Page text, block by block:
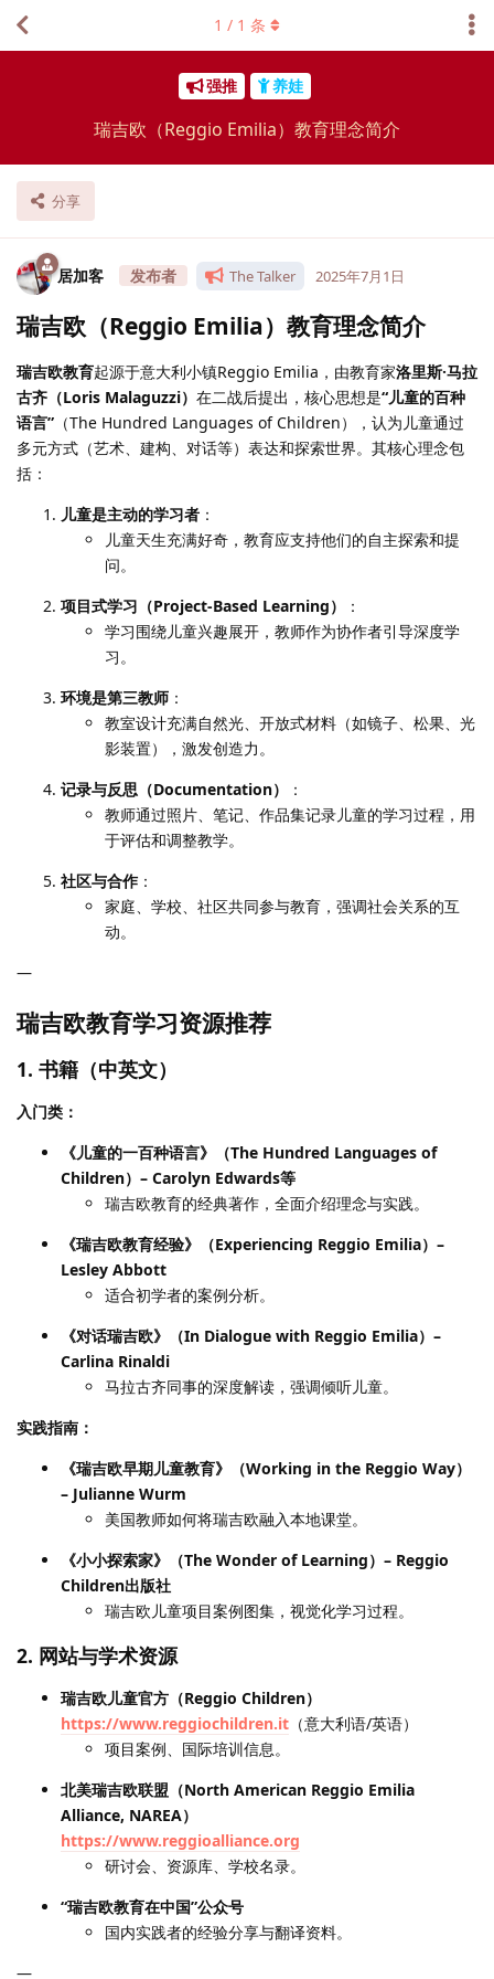
强推 养娃
瑞吉欧（Reggio Emilia）教育理念简介
分享
1 / 1 条
居加客 The Talker 2025年7月1日
瑞吉欧（Reggio Emilia）教育理念简介
瑞吉欧教育起源于意大利小镇Reggio Emilia，由教育家洛里斯·马拉
古齐（Loris Malaguzzi） 在二战后提出，核心思想是“儿童的百种
语言” （The Hundred Languages of Children），认为儿童通过
多元方式（艺术、建构、对话等）表达和探索世界。其核心理念包
括：
儿童是主动的学习者 ：
儿童天生充满好奇，教育应支持他们的自主探索和提
问。
项目式学习（Project-Based Learning）
：
学习围绕儿童兴趣展开，教师作为协作者引导深度学
习。
环境是第三教师 ：
教室设计充满自然光、开放式材料（如镜子、松果、光
影装置），激发创造力。
记录与反思（Documentation）
：
教师通过照片、笔记、作品集记录儿童的学习过程，用
于评估和调整教学。
社区与合作 ：
家庭、学校、社区共同参与教育，强调社会关系的互
动。
—
瑞吉欧教育学习资源推荐
1. 书籍（中英文）
入门类：
《儿童的一百种语言》（The Hundred Languages of
Children）– Carolyn Edwards等
瑞吉欧教育的经典著作，全面介绍理念与实践。
《瑞吉欧教育经验》（Experiencing Reggio Emilia）–
Lesley Abbott
适合初学者的案例分析。
《对话瑞吉欧》（In Dialogue with Reggio Emilia）–
Carlina Rinaldi
马拉古齐同事的深度解读，强调倾听儿童。
实践指南：
《瑞吉欧早期儿童教育》（Working in the Reggio Way）
– Julianne Wurm
美国教师如何将瑞吉欧融入本地课堂。
《小小探索家》（The Wonder of Learning）– Reggio
Children出版社
瑞吉欧儿童项目案例图集，视觉化学习过程。
2. 网站与学术资源
瑞吉欧儿童官方（Reggio Children）
https://www.reggiochildren.it （意大利语/英语）
项目案例、国际培训信息。
北美瑞吉欧联盟（North American Reggio Emilia
Alliance, NAREA）
https://www.reggioalliance.org
研讨会、资源库、学校名录。
“瑞吉欧教育在中国”公众号
国内实践者的经验分享与翻译资料。
—